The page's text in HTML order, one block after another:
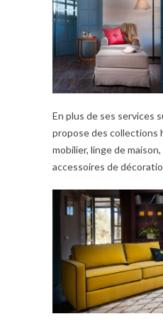
En plus de ses services
propose des collections
mobilier, linge de
accessoires de